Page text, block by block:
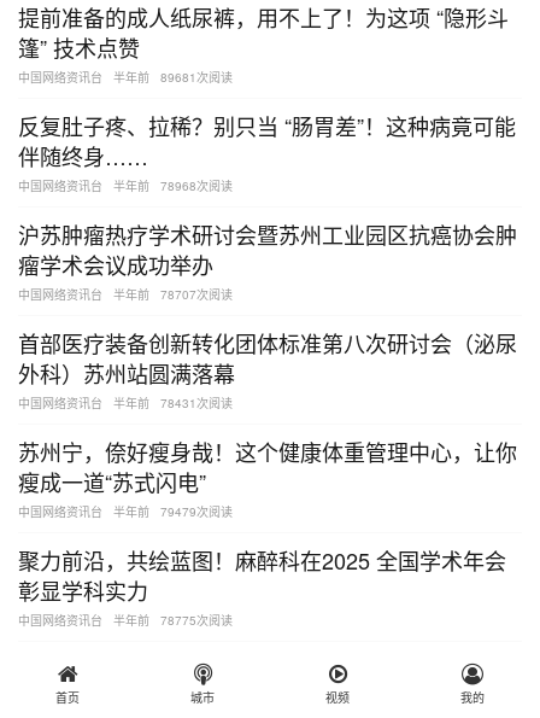
提前准备的成人纸尿裤，用不上了！为这项 “隐形斗
篷” 技术点赞
中国网络资讯台 半年前 89681次阅读
反复肚子疼、拉稀？别只当 “肠胃差”！这种病竟可能
伴随终身……
中国网络资讯台 半年前 78968次阅读
沪苏肿瘤热疗学术研讨会暨苏州工业园区抗癌协会肿
瘤学术会议成功举办
中国网络资讯台 半年前 78707次阅读
首部医疗装备创新转化团体标准第八次研讨会（泌尿
外科）苏州站圆满落幕
中国网络资讯台 半年前 78431次阅读
苏州宁，倷好瘦身哉！这个健康体重管理中心，让你
瘦成一道“苏式闪电”
中国网络资讯台 半年前 79479次阅读
聚力前沿，共绘蓝图！麻醉科在2025 全国学术年会
彰显学科实力
中国网络资讯台 半年前 78775次阅读
夜里频繁起夜、排尿不畅……这些人开始“享机器人
的福”！
首页 城市 视频 我的